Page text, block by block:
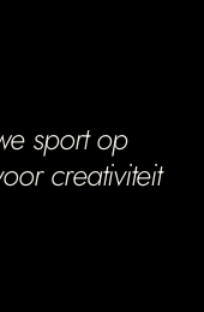
sport op
creativiteit